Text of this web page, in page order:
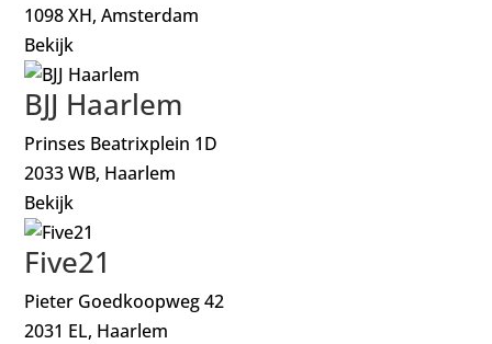
1098 XH, Amsterdam
Bekijk
BJJ Haarlem
Prinses Beatrixplein 1D
2033 WB, Haarlem
Bekijk
Five21
Pieter Goedkoopweg 42
2031 EL, Haarlem